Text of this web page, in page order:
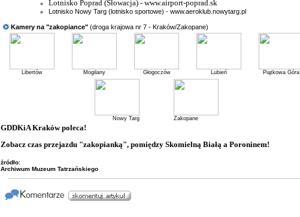
Lotnisko Poprad (Słowacja) - www.airport-poprad.sk
Lotnisko Nowy Targ (lotnisko sportowe) - www.aeroklub.nowytarg.pl
Kamery na "zakopiance"(droga krajowa nr 7 - Kraków/Zakopane)
Libertów Mogilany Głogoczów Lubień Piątkowa Góra
Nowy Targ Zakopane
GDDKiA Kraków poleca!
Zobacz czas przejazdu "zakopianką", pomiędzy Skomielną Białą a Poroninem!
źródło:
Archiwum Muzeum Tatrzańskiego